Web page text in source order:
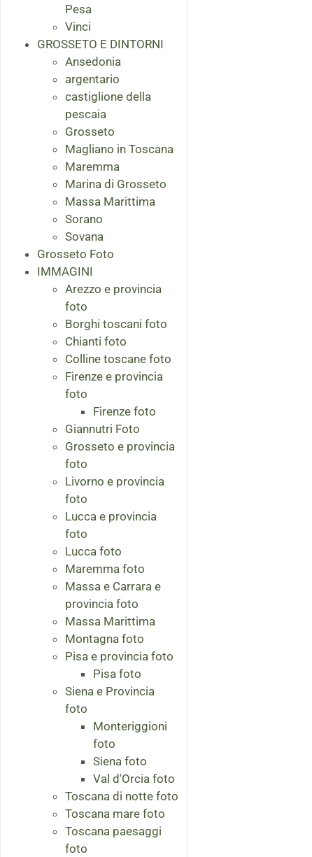
Pesa
Vinci
GROSSETO E DINTORNI
Ansedonia
argentario
castiglione della
pescaia
Grosseto
Magliano in Toscana
Maremma
Marina di Grosseto
Massa Marittima
Sorano
Sovana
Grosseto Foto
IMMAGINI
Arezzo e provincia
foto
Borghi toscani foto
Chianti foto
Colline toscane foto
Firenze e provincia
foto
Firenze foto
Giannutri Foto
Grosseto e provincia
foto
Livorno e provincia
foto
Lucca e provincia
foto
Lucca foto
Maremma foto
Massa e Carrara e
provincia foto
Massa Marittima
Montagna foto
Pisa e provincia foto
Pisa foto
Siena e Provincia
foto
Monteriggioni
foto
Siena foto
Val d'Orcia foto
Toscana di notte foto
Toscana mare foto
Toscana paesaggi
foto